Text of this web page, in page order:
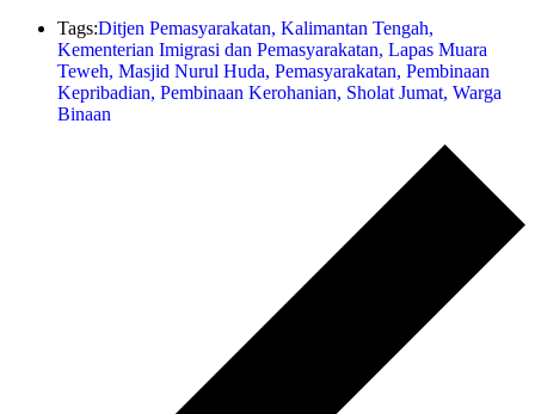
Tags:Ditjen Pemasyarakatan, Kalimantan Tengah,
Kementerian Imigrasi dan Pemasyarakatan, Lapas Muara
Teweh, Masjid Nurul Huda, Pemasyarakatan, Pembinaan
Kepribadian, Pembinaan Kerohanian, Sholat Jumat, Warga
Binaan